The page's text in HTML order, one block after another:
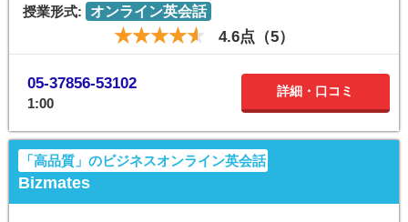
授業形式:
オンライン英会話
4.6点（5）
05-37856-53102
1:00
詳細・口コミ
「高品質」のビジネスオンライン英会話
Bizmates